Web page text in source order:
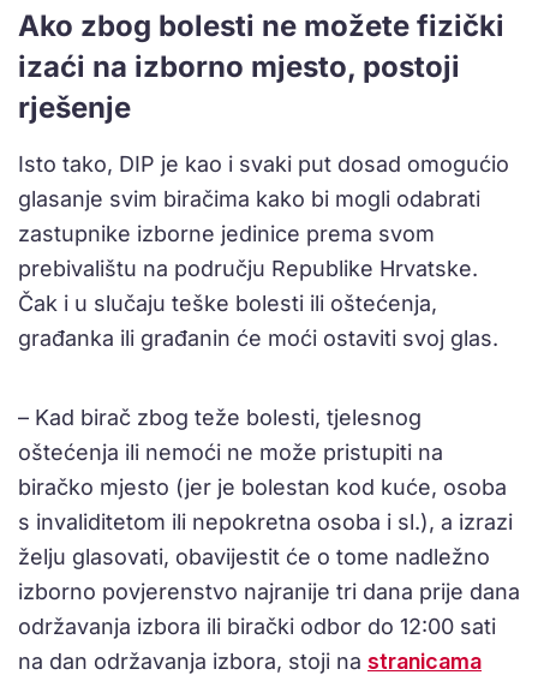
Ako zbog bolesti ne možete fizički
izaći na izborno mjesto, postoji
rješenje
Isto tako, DIP je kao i svaki put dosad omogućio
glasanje svim biračima kako bi mogli odabrati
zastupnike izborne jedinice prema svom
prebivalištu na području Republike Hrvatske.
Čak i u slučaju teške bolesti ili oštećenja,
građanka ili građanin će moći ostaviti svoj glas.
– Kad birač zbog teže bolesti, tjelesnog
oštećenja ili nemoći ne može pristupiti na
biračko mjesto (jer je bolestan kod kuće, osoba
s invaliditetom ili nepokretna osoba i sl.), a izrazi
želju glasovati, obavijestit će o tome nadležno
izborno povjerenstvo najranije tri dana prije dana
održavanja izbora ili birački odbor do 12:00 sati
na dan održavanja izbora, stoji na stranicama